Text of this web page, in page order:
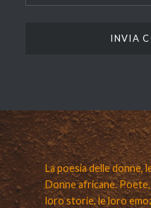
La poesia delle donne,
Donne africane.
loro storie, le loro